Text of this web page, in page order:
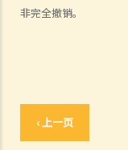
非完全撤销。
‹ 上一页
B. 婚前协议书及公共政策
F. 与非香港居民结婚
A. 香港居民与海外人士